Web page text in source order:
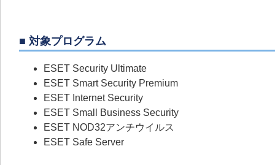
■ 対象プログラム
ESET Security Ultimate
ESET Smart Security Premium
ESET Internet Security
ESET Small Business Security
ESET NOD32アンチウイルス
ESET Safe Server